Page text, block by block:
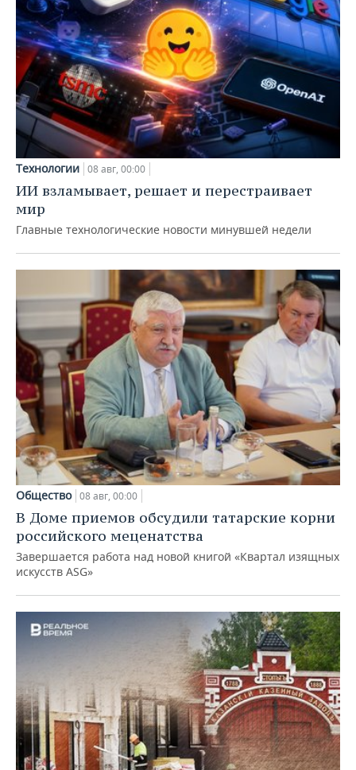
Технологии 08 авг, 00:00
ИИ взламывает, решает и перестраивает
мир
Главные технологические новости минувшей недели
Общество 08 авг, 00:00
В Доме приемов обсудили татарские корни
российского меценатства
Завершается работа над новой книгой «Квартал изящных
искусств ASG»